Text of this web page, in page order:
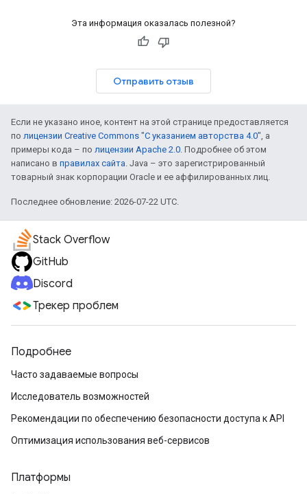
Эта информация оказалась полезной?
Отправить отзыв
Если не указано иное, контент на этой странице предоставляется
по лицензии Creative Commons "С указанием авторства 4.0", а
примеры кода – по лицензии Apache 2.0. Подробнее об этом
написано в правилах сайта. Java – это зарегистрированный
товарный знак корпорации Oracle и ее аффилированных лиц.
Последнее обновление: 2026-07-22 UTC.
Stack Overflow
GitHub
Discord
Трекер проблем
Подробнее
Часто задаваемые вопросы
Исследователь возможностей
Рекомендации по обеспечению безопасности доступа к API
Оптимизация использования веб-сервисов
Платформы